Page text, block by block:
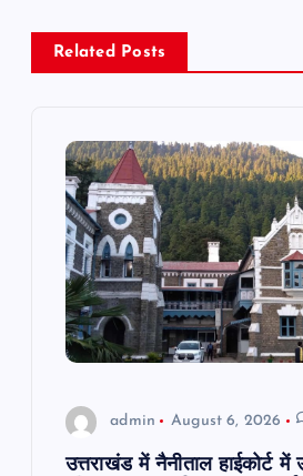
v
Related Posts
admin August 6, 2026
उत्तराखंड में नैनीताल हाईकोर्ट में